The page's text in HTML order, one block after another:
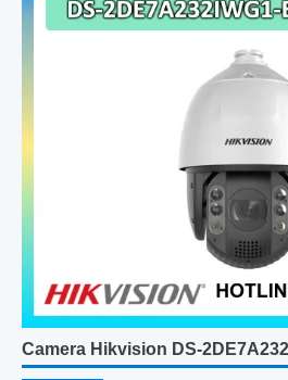
Camera Hikvision DS-